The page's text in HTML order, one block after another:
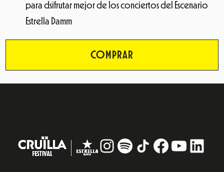
para dsifrutar mejor de los conciertos del Escenario
Estrella Damm
COMPRAR
Instagram
# TikTokFacebook